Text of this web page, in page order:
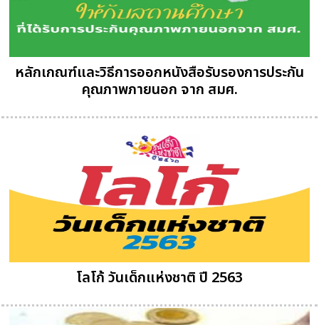
หลักเกณฑ์และวิธีการออกหนังสือรับรองการประกัน
คุณภาพภายนอก จาก สมศ.
โลโก้ วันเด็กแห่งชาติ ปี 2563